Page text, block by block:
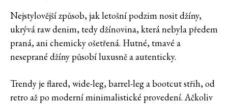
Nejstylovější způsob, jak letošní podzim nosit džíny,
ukrývá raw denim, tedy džínovina, která nebyla předem
praná, ani chemicky ošetřená. Hutné, tmavé a
neseprané džíny působí luxusně a autenticky.
Trendy je flared, wide-leg, barrel-leg a bootcut střih, od
retro až po moderní minimalistické provedení. Ačkoliv